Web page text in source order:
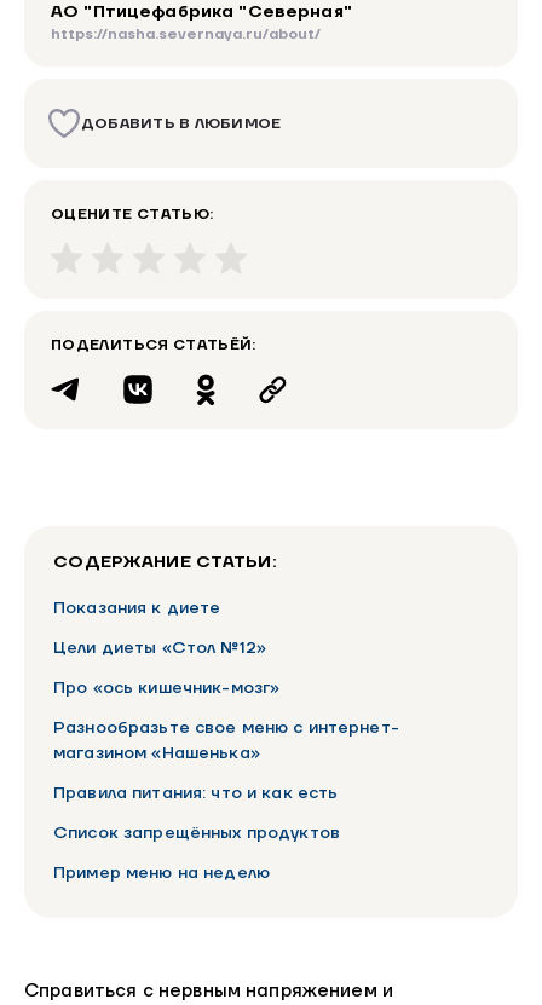
АО "Птицефабрика "Северная"
https://nasha.severnaya.ru/about/
ДОБАВИТЬ В ЛЮБИМОЕ
ОЦЕНИТЕ СТАТЬЮ:
ПОДЕЛИТЬСЯ СТАТЬЁЙ:
СОДЕРЖАНИЕ СТАТЬИ:
Показания к диете
Цели диеты «Стол №12»
Про «ось кишечник-мозг»
Разнообразьте свое меню с интернет-
магазином «Нашенька»
Правила питания: что и как есть
Список запрещённых продуктов
Пример меню на неделю
Справиться с нервным напряжением и